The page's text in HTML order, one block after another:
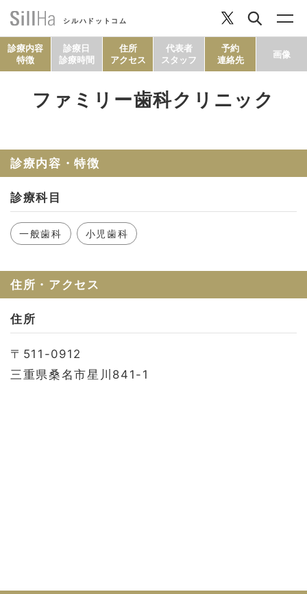
シルハドットコム
セルフチェック
診療内容
特徴
診療日
診療時間
住所
アクセス
代表者
スタッフ
予約
連絡先
画像
ファミリー歯科クリニック
診療内容・特徴
診療科目
一般歯科 小児歯科
住所・アクセス
住所
〒511-0912
三重県桑名市星川841-1